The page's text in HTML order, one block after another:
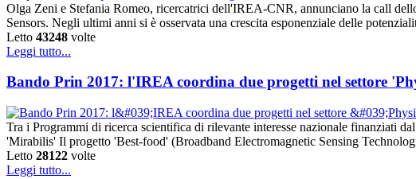
Olga Zeni e Stefania Romeo, ricercatrici dell'IREA-CNR, annunciano la call
Sensors. Negli ultimi anni si è osservata una crescita esponenziale delle
Letto 43248 volte
Leggi tutto...
Bando Prin 2017: l'IREA coordina due progetti nel settore
Tra i Programmi di ricerca scientifica di rilevante interesse nazionale finanziati
'Mirabilis' Il progetto 'Best-food' (Broadband Electromagnetic Sensing
Letto 28122 volte
Leggi tutto...